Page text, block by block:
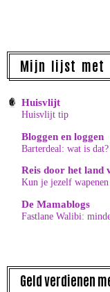
Mijn lijst met
Huisvlijt
Huisvlijt tip
Bloggen en loggen
Barterdeal: wat is
Reis door het land
Kun je jezelf
De Mamablogs
Fastlane Walibi:
Geld verdienen